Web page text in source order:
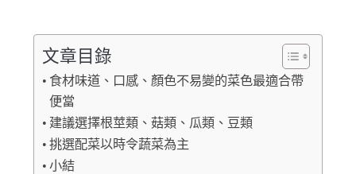
文章目錄
食材味道、口感、顏色不易變的菜色最適合帶
便當
建議選擇根莖類、菇類、瓜類、豆類
挑選配菜以時令蔬菜為主
小結